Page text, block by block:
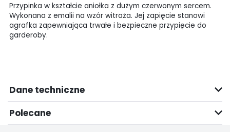
Przypinka w kształcie aniołka z dużym czerwonym sercem.
Wykonana z emalii na wzór witraża. Jej zapięcie stanowi
agrafka zapewniająca trwałe i bezpieczne przypięcie do
garderoby.
Dane techniczne
Polecane